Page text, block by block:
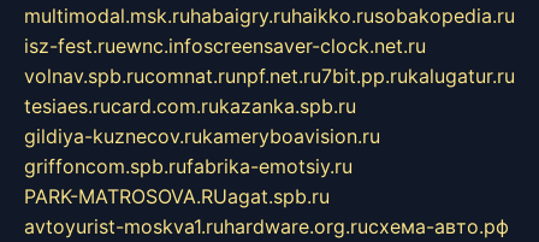
multimodal.msk.ruhabaigry.ruhaikko.rusobakopedia.ru
isz-fest.ruewnc.infoscreensaver-clock.net.ru
volnav.spb.rucomnat.runpf.net.ru7bit.pp.rukalugatur.ru
tesiaes.rucard.com.rukazanka.spb.ru
gildiya-kuznecov.rukameryboavision.ru
griffoncom.spb.rufabrika-emotsiy.ru
PARK-MATROSOVA.RUagat.spb.ru
avtoyurist-moskva1.ruhardware.org.ruсхема-авто.рф